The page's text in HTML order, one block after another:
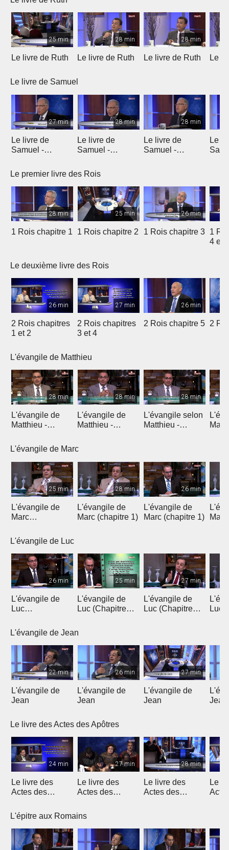
25 min
Le livre de Ruth
28 min
Le livre de Ruth
28 min
Le livre de Ruth Le
Le livre de Samuel
27 min
Le livre de
Samuel -
28 min
Le livre de
Samuel -
28 min
Le livre de
Samuel -
Le
Le premier livre des Rois
28 min
1 Rois chapitre 1
25 min
1 Rois chapitre 2
26 min
1 Rois chapitre 3
1
4 et 5
Le deuxième livre des Rois
26 min
2 Rois chapitres
1 et 2
27 min
2 Rois chapitres
3 et 4
26 min
2 Rois chapitre 5 2
L'évangile de Matthieu
28 min
L'évangile de
Matthieu -
28 min
L'évangile de
Matthieu -
28 min
L'évangile selon
Matthieu -
L'évangile de Marc
25 min
L'évangile de
Marc
28 min
L'évangile de
Marc (chapitre 1)
26 min
L'évangile de
Marc (chapitre 1)
L'évangile de Luc
26 min
L'évangile de
Luc
25 min
L'évangile de
Luc (Chapitre
27 min
L'évangile de
Luc (Chapitre
Luc
L'évangile de Jean
22 min
L'évangile de
Jean
26 min
L'évangile de
Jean
27 min
L'évangile de
Jean
Jean
Le livre des Actes des Apôtres
24 min
Le livre des
Actes des
27 min
Le livre des
Actes des
28 min
Le livre des
Actes des
Le
L'épitre aux Romains